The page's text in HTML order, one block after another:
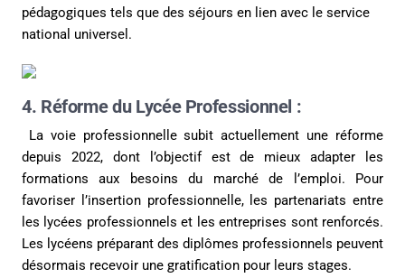
pédagogiques tels que des séjours en lien avec le service
national universel.
4. Réforme du Lycée Professionnel :
La voie professionnelle subit actuellement une réforme
depuis 2022, dont l’objectif est de mieux adapter les
formations aux besoins du marché de l’emploi. Pour
favoriser l’insertion professionnelle, les partenariats entre
les lycées professionnels et les entreprises sont renforcés.
Les lycéens préparant des diplômes professionnels peuvent
désormais recevoir une gratification pour leurs stages.